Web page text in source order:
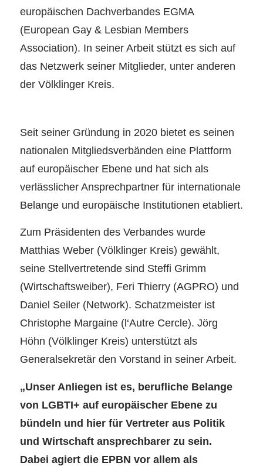
europäischen Dachverbandes EGMA
(European Gay & Lesbian Members
Association). In seiner Arbeit stützt es sich auf
das Netzwerk seiner Mitglieder, unter anderen
der Völklinger Kreis.
Seit seiner Gründung in 2020 bietet es seinen
nationalen Mitgliedsverbänden eine Plattform
auf europäischer Ebene und hat sich als
verlässlicher Ansprechpartner für internationale
Belange und europäische Institutionen etabliert.
Zum Präsidenten des Verbandes wurde
Matthias Weber (Völklinger Kreis) gewählt,
seine Stellvertretende sind Steffi Grimm
(Wirtschaftsweiber), Feri Thierry (AGPRO) und
Daniel Seiler (Network). Schatzmeister ist
Christophe Margaine (l‘Autre Cercle). Jörg
Höhn (Völklinger Kreis) unterstützt als
Generalsekretär den Vorstand in seiner Arbeit.
„Unser Anliegen ist es, berufliche Belange
von LGBTI+ auf europäischer Ebene zu
bündeln und hier für Vertreter aus Politik
und Wirtschaft ansprechbarer zu sein.
Dabei agiert die EPBN vor allem als